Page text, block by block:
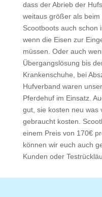
dass der Abrieb der
weitaus größer als
Scootboots auch schon
wenn die Eisen zur
müssen. Oder auch
Übergangslösung bis
Krankenschuhe, bei
Hufverband waren
Pferdehuf im Einsatz.
gut, sie kosten neu was
gebraucht kosten.
einem Preis von 170€
können wir euch auch
Kunden oder